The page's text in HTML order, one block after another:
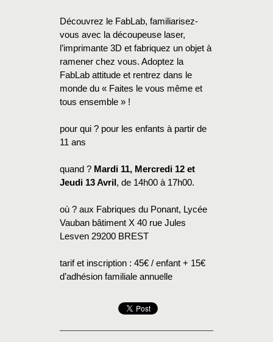
Découvrez le FabLab, familiarisez-
vous avec la découpeuse laser,
l’imprimante 3D et fabriquez un objet à
ramener chez vous. Adoptez la
FabLab attitude et rentrez dans le
monde du « Faites le vous même et
tous ensemble » !
pour qui ? pour les enfants à partir de
11 ans
quand ? Mardi 11, Mercredi 12 et
Jeudi 13 Avril , de 14h00 à 17h00.
où ? aux Fabriques du Ponant, Lycée
Vauban bâtiment X 40 rue Jules
Lesven 29200 BREST
tarif et inscription : 45€ / enfant + 15€
d’adhésion familiale annuelle